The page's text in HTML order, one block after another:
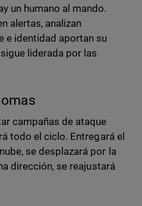
un humano al mando.
alertas, analizan
e identidad aportan su
liderada por las
campañas de ataque
todo el ciclo. Entregará el
se desplazará por la
dirección, se reajustará